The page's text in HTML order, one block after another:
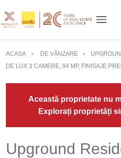
ACASA > DE VÂNZARE >
DE LUX 3 CAMERE, 94 MP, FINISAJE
Această proprietate nu
Explorați proprietăți
Upground